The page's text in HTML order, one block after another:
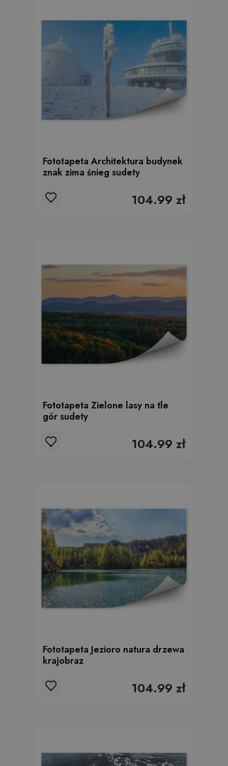
Fototapeta Architektura budynek
znak zima śnieg sudety
104.99 zł
Fototapeta Zielone lasy na tle
gór sudety
104.99 zł
Fototapeta Jezioro natura drzewa
krajobraz
104.99 zł